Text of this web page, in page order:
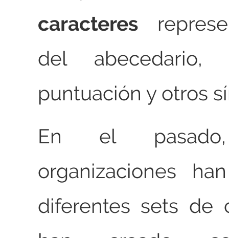
caracteres
del abecedario,
puntuación y otros
En el
organizaciones
diferentes sets de